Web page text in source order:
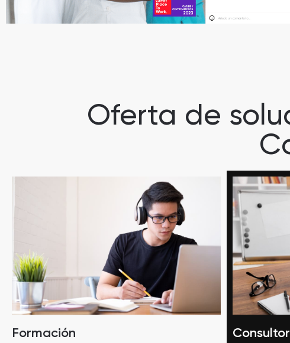
Oferta de
Formación